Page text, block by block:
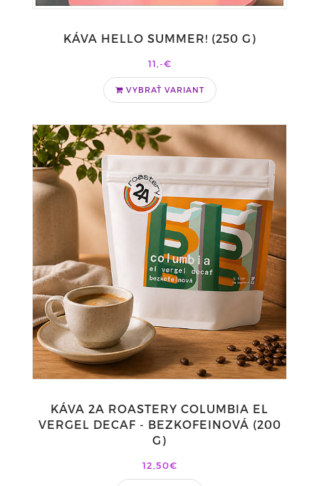
KÁVA HELLO SUMMER! (250 G)
11,-€
VYBRAŤ VARIANT
KÁVA 2A ROASTERY COLUMBIA EL
VERGEL DECAF - BEZKOFEINOVÁ (200
G)
12,50€